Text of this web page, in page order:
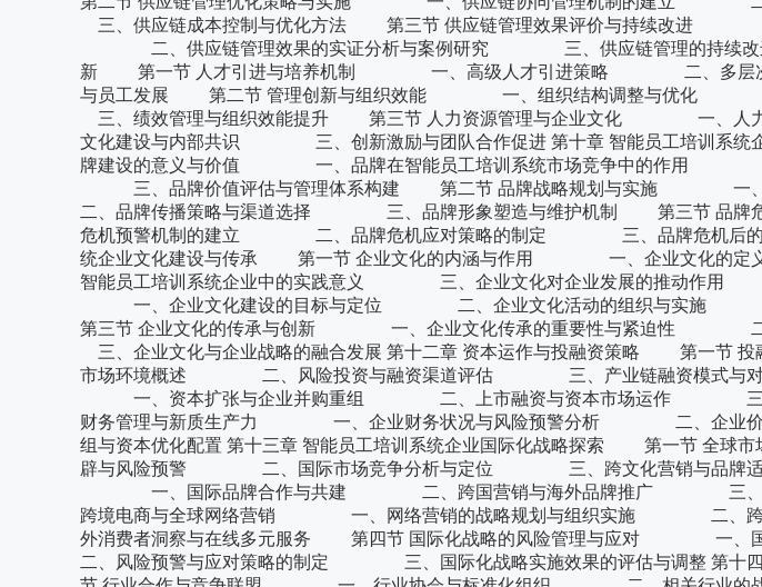
三、供应链成本控制与优化方法 第三节 供应链管理效果评价与持续改进 一
二、供应链管理效果的实证分析与案例研究 三、供应链管理的持续改进路
新 第一节 人才引进与培养机制 一、高级人才引进策略 二、多层
与员工发展 第二节 管理创新与组织效能 一、组织结构调整与优化
三、绩效管理与组织效能提升 第三节 人力资源管理与企业文化 一、
文化建设与内部共识 三、创新激励与团队合作促进 第十章 智能员工培训系
牌建设的意义与价值 一、品牌在智能员工培训系统市场竞争中的作用 二
三、品牌价值评估与管理体系构建 第二节 品牌战略规划与实施
二、品牌传播策略与渠道选择 三、品牌形象塑造与维护机制 第三节 品
危机预警机制的建立 二、品牌危机应对策略的制定 三、品牌危机后的恢
统企业文化建设与传承 第一节 企业文化的内涵与作用 一、企业文化的
智能员工培训系统企业中的实践意义 三、企业文化对企业发展的推动作用
一、企业文化建设的目标与定位 二、企业文化活动的组织与实施
第三节 企业文化的传承与创新 一、企业文化传承的重要性与紧迫性
三、企业文化与企业战略的融合发展 第十二章 资本运作与投融资策略 第一
市场环境概述 二、风险投资与融资渠道评估 三、产业链融资模式与
一、资本扩张与企业并购重组 二、上市融资与资本市场运作 三、
财务管理与新质生产力 一、企业财务状况与风险预警分析 二、企业
组与资本优化配置 第十三章 智能员工培训系统企业国际化战略探索 第一节
辟与风险预警 二、国际市场竞争分析与定位 三、跨文化营销与品牌适
一、国际品牌合作与共建 二、跨国营销与海外品牌推广 三、国
跨境电商与全球网络营销 一、网络营销的战略规划与组织实施 二、
外消费者洞察与在线多元服务 第四节 国际化战略的风险管理与应对 一
二、风险预警与应对策略的制定 三、国际化战略实施效果的评估与调整 第十